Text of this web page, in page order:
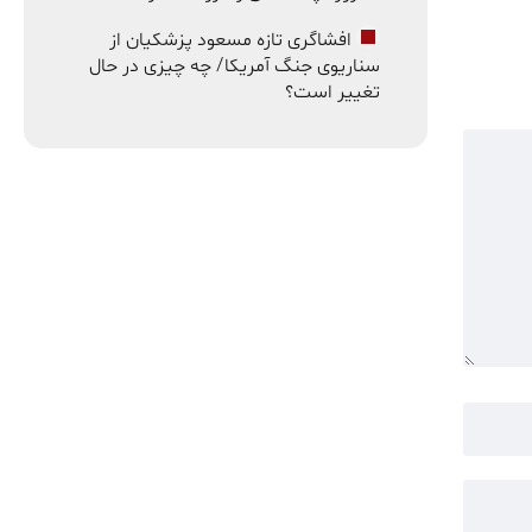
افشاگری تازه مسعود پزشکیان از
سناریوی جنگ آمریکا/ چه چیزی در حال
تغییر است؟